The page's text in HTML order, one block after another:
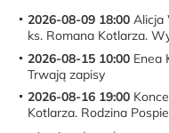
2026-08-09 18:00 Alicja
ks. Romana Kotlarza.
2026-08-15 10:00 Enea
Trwają zapisy
2026-08-16 19:00
Kotlarza. Rodzina